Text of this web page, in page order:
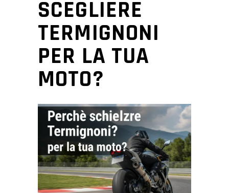
SCEGLIERE
TERMIGNONI
PER LA TUA
MOTO?